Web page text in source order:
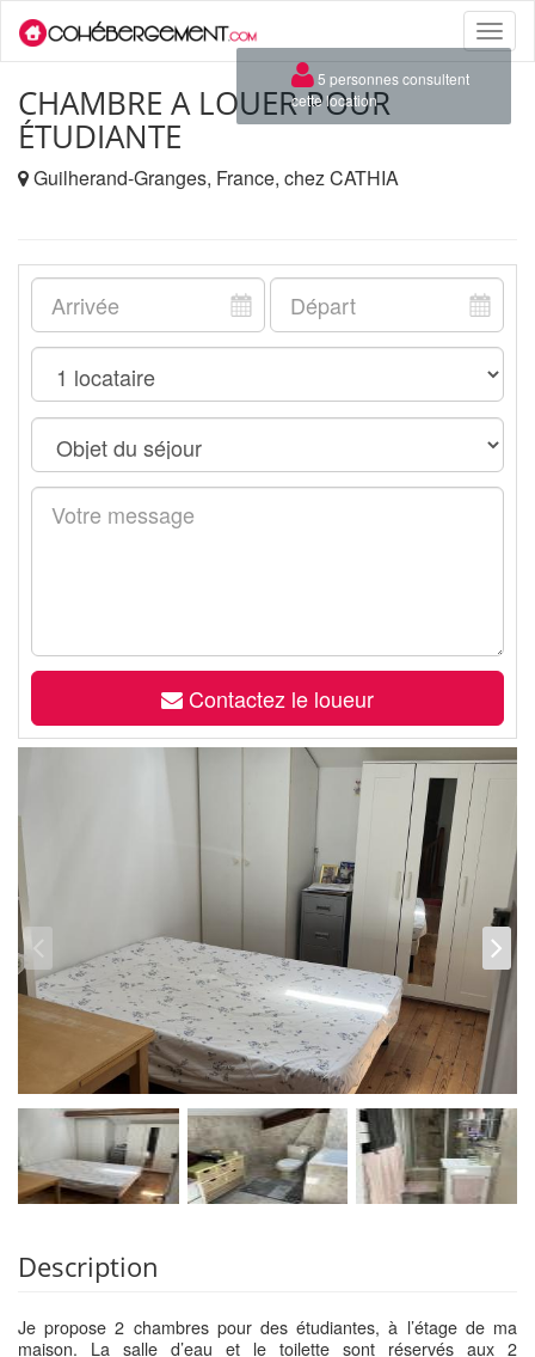
Toggle
CHAMBRE A LOUER POUR
ÉTUDIANTE
Guilherand-Granges, France, chez CATHIA
Contactez le loueur
Description
Je propose 2 chambres pour des étudiantes, à l’étage de ma
maison. La salle d’eau et le toilette sont réservés aux 2
×
5 personnes consultent
cette location